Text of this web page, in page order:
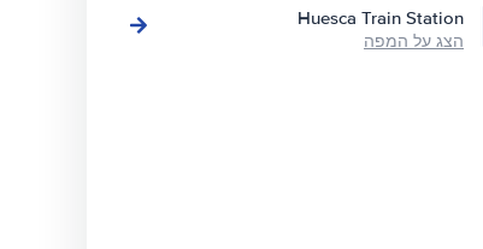
Huesca Train Station
הצג על המפה